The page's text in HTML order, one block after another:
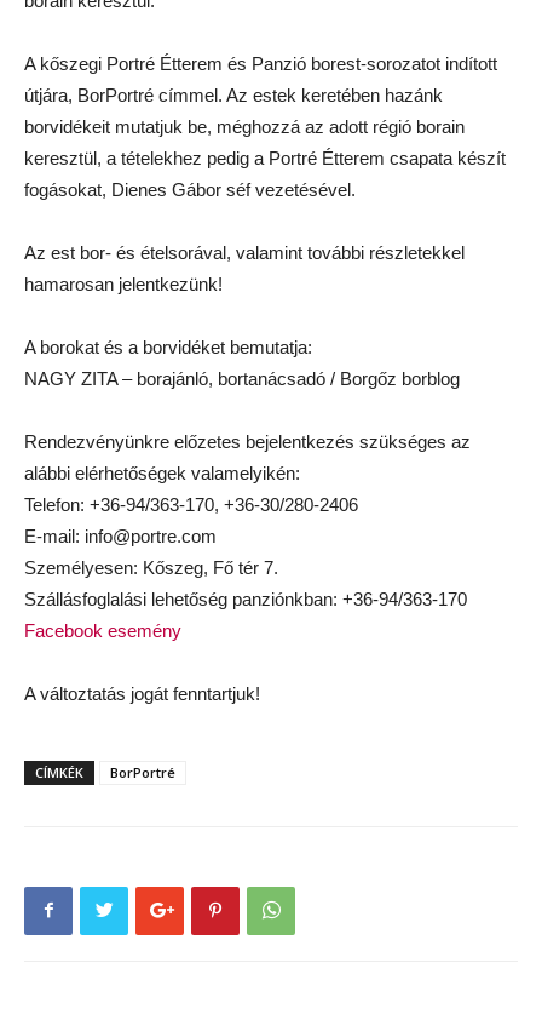
A kőszegi Portré Étterem és Panzió borest-sorozatot indított
útjára, BorPortré címmel. Az estek keretében hazánk
borvidékeit mutatjuk be, méghozzá az adott régió borain
keresztül, a tételekhez pedig a Portré Étterem csapata készít
fogásokat, Dienes Gábor séf vezetésével.
Az est bor- és ételsorával, valamint további részletekkel
hamarosan jelentkezünk!
A borokat és a borvidéket bemutatja:
NAGY ZITA – borajánló, bortanácsadó / Borgőz borblog
Rendezvényünkre előzetes bejelentkezés szükséges az
alábbi elérhetőségek valamelyikén:
Telefon: +36-94/363-170, +36-30/280-2406
E-mail: info@portre.com
Személyesen: Kőszeg, Fő tér 7.
Szállásfoglalási lehetőség panziónkban: +36-94/363-170
Facebook esemény
A változtatás jogát fenntartjuk!
CÍMKÉK BorPortré